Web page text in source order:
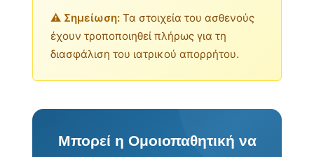
⚠️ Σημείωση: Τα στοιχεία του ασθενούς
έχουν τροποποιηθεί πλήρως για τη
διασφάλιση του ιατρικού απορρήτου.
Μπορεί η Ομοιοπαθητική να